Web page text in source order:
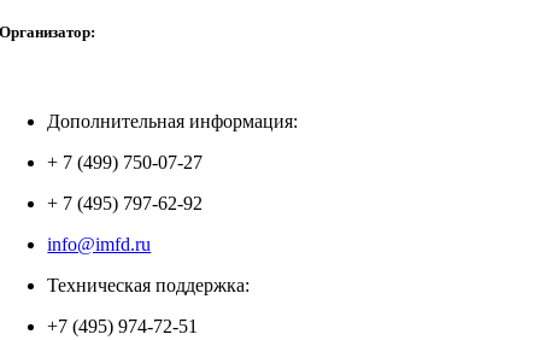
Организатор:
Дополнительная информация:
+ 7 (499) 750-07-27
+ 7 (495) 797-62-92
info@imfd.ru
Техническая поддержка:
+7 (495) 974-72-51